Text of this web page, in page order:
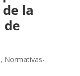
la
de
, Normativas-